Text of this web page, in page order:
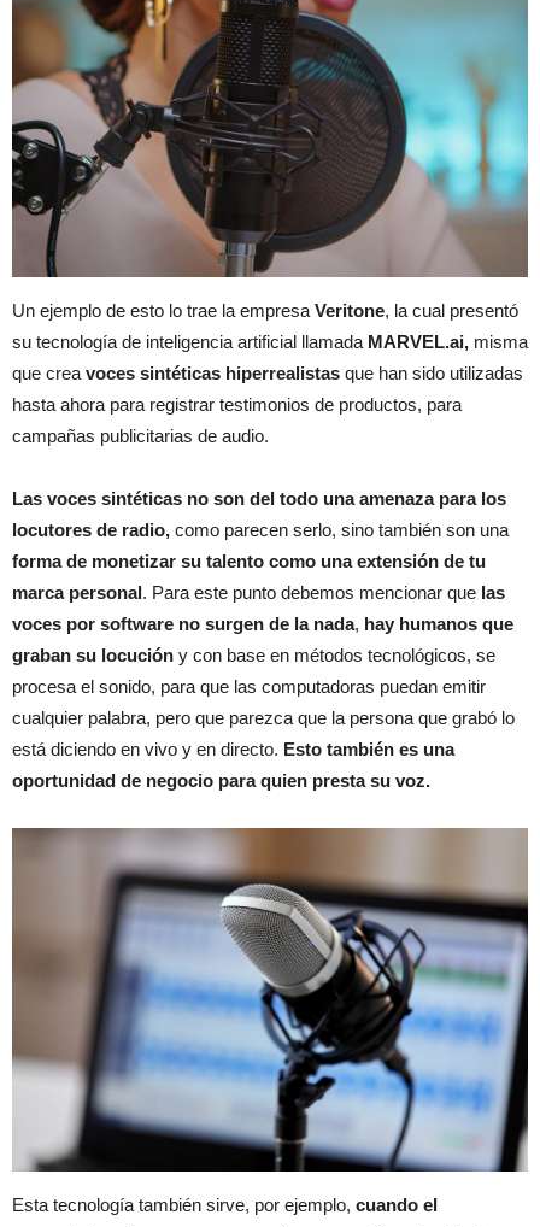
Un ejemplo de esto lo trae la empresa Veritone, la cual presentó
su tecnología de inteligencia artificial llamada MARVEL.ai, misma
que crea voces sintéticas hiperrealistas que han sido utilizadas
hasta ahora para registrar testimonios de productos, para
campañas publicitarias de audio.
Las voces sintéticas no son del todo una amenaza para los
locutores de radio, como parecen serlo, sino también son una
forma de monetizar su talento como una extensión de tu
marca personal. Para este punto debemos mencionar que las
voces por software no surgen de la nada, hay humanos que
graban su locución y con base en métodos tecnológicos, se
procesa el sonido, para que las computadoras puedan emitir
cualquier palabra, pero que parezca que la persona que grabó lo
está diciendo en vivo y en directo. Esto también es una
oportunidad de negocio para quien presta su voz.
Esta tecnología también sirve, por ejemplo, cuando el